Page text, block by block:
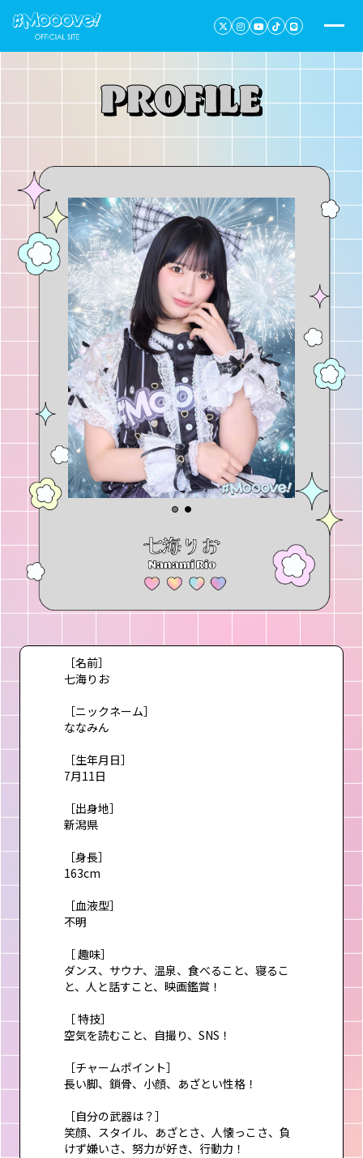
七海りお
Nanami Rio
［名前］
七海りお
［ニックネーム］
ななみん
［生年月日］
7月11日
［出身地］
新潟県
［身長］
163cm
［血液型］
不明
［ 趣味］
ダンス、サウナ、温泉、食べること、寝るこ
と、人と話すこと、映画鑑賞！
［ 特技］
空気を読むこと、自撮り、SNS！
［チャームポイント］
長い脚、鎖骨、小顔、あざとい性格！
［自分の武器は？］
笑顔、スタイル、あざとさ、人懐っこさ、負
けず嫌いさ、努力が好き、行動力！